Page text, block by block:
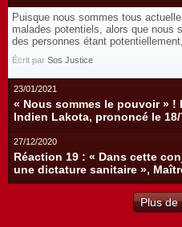
Puisque nous sommes tous
malades potentiels, alors que nous
des personnes étant
Écrit par Sos Justice
23/01/2021
« Nous sommes le pouvoir »
Indien Lakota, prononcé le 18/
27/12/2020
Réaction 19 : « Dans cette
une dictature sanitaire »,
Plus de